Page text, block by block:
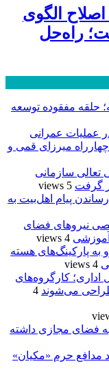
الگوی
راه‌حل
حلقه مفقوده توسعه
عملیات عمرانی
میرزای قمی و
سازمانی
گرفت 5 views
پیام اهل‌بیت به
نیروهای فضای
4 views
هزار خودرو به پارکینگ‌های هسته
4 views
اداری؛ کارگروه‌های
می‌شوند 4
فضای مجازی داشته
مدافع حرم «مکیان»